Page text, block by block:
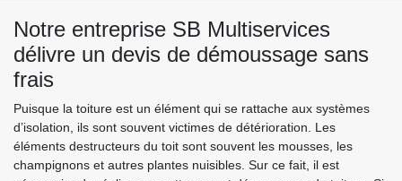
Notre entreprise SB Multiservices
délivre un devis de démoussage sans
frais
Puisque la toiture est un élément qui se rattache aux systèmes
d’isolation, ils sont souvent victimes de détérioration. Les
éléments destructeurs du toit sont souvent les mousses, les
champignons et autres plantes nuisibles. Sur ce fait, il est